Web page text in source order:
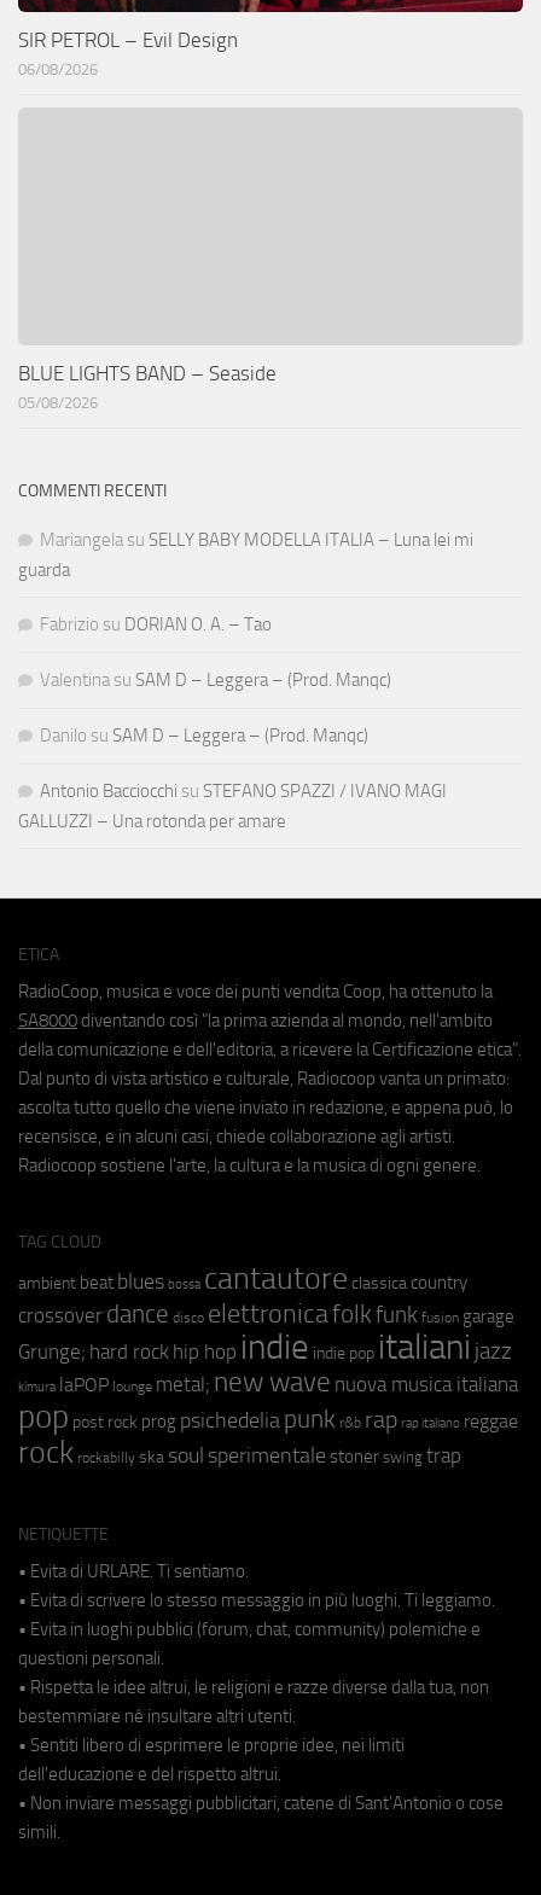
SIR PETROL – Evil Design
06/08/2026
BLUE LIGHTS BAND – Seaside
05/08/2026
COMMENTI RECENTI
Mariangela su SELLY BABY MODELLA ITALIA – Luna lei mi
guarda
Fabrizio su DORIAN O. A. – Tao
Valentina su SAM D – Leggera – (Prod. Manqc)
Danilo su SAM D – Leggera – (Prod. Manqc)
Antonio Bacciocchi su STEFANO SPAZZI / IVANO MAGI
GALLUZZI – Una rotonda per amare
ETICA
RadioCoop, musica e voce dei punti vendita Coop, ha ottenuto la
SA8000 diventando così "la prima azienda al mondo, nell'ambito
della comunicazione e dell'editoria, a ricevere la Certificazione etica".
Dal punto di vista artistico e culturale, Radiocoop vanta un primato:
ascolta tutto quello che viene inviato in redazione, e appena può, lo
recensisce, e in alcuni casi, chiede collaborazione agli artisti.
Radiocoop sostiene l'arte, la cultura e la musica di ogni genere.
TAG CLOUD
ambient beat blues bossa cantautore classica country
crossover dance disco elettronicafolkfunk fusion garage
Grunge; hard rock hip hop indie indie pop italiani jazz
kimura laPOP lounge metal; new wave nuova musica italiana
pop post rock prog psichedeliapunk r&b rap rap italiano reggae
rock rockabilly ska soul sperimentale stoner swing trap
NETIQUETTE
• Evita di URLARE. Ti sentiamo.
• Evita di scrivere lo stesso messaggio in più luoghi. Ti leggiamo.
• Evita in luoghi pubblici (forum, chat, community) polemiche e
questioni personali.
• Rispetta le idee altrui, le religioni e razze diverse dalla tua, non
bestemmiare né insultare altri utenti.
• Sentiti libero di esprimere le proprie idee, nei limiti
dell'educazione e del rispetto altrui.
• Non inviare messaggi pubblicitari, catene di Sant'Antonio o cose
simili.